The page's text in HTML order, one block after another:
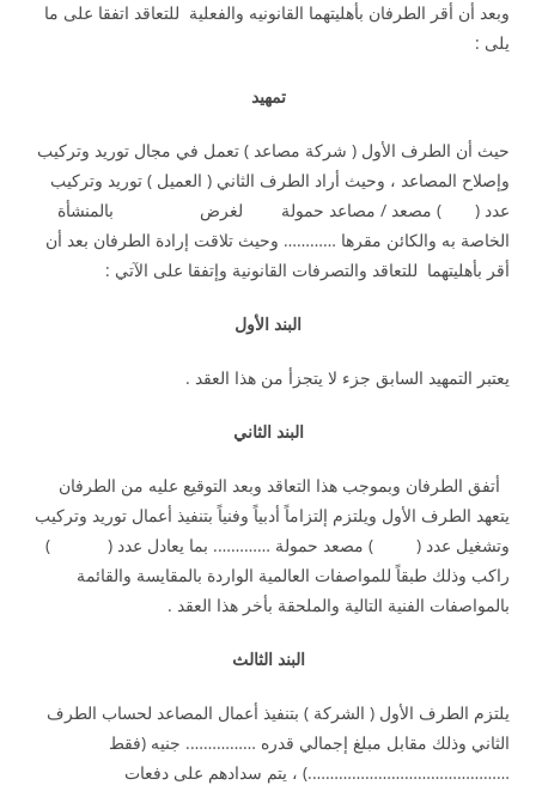
وبعد أن أقر الطرفان بأهليتهما القانونيه والفعلية للتعاقد اتفقا على ما
يلى :
تمهيد
حيث أن الطرف الأول ( شركة مصاعد ) تعمل في مجال توريد وتركيب
وإصلاح المصاعد ، وحيث أراد الطرف الثاني ( العميل ) توريد وتركيب
عدد ( ) مصعد / مصاعد حمولة لغرض بالمنشأة
الخاصة به والكائن مقرها ………… وحيث تلاقت إرادة الطرفان بعد أن
أقر بأهليتهما للتعاقد والتصرفات القانونية وإتفقا على الآتي :
البند الأول
يعتبر التمهيد السابق جزء لا يتجزأ من هذا العقد .
البند الثاني
أتفق الطرفان وبموجب هذا التعاقد وبعد التوقيع عليه من الطرفان
يتعهد الطرف الأول ويلتزم إلتزاماً أدبياً وفنياً بتنفيذ أعمال توريد وتركيب
وتشغيل عدد ( ) مصعد حمولة …………. بما يعادل عدد ( )
راكب وذلك طبقاً للمواصفات العالمية الواردة بالمقايسة والقائمة
بالمواصفات الفنية التالية والملحقة بأخر هذا العقد .
البند الثالث
يلتزم الطرف الأول ( الشركة ) بتنفيذ أعمال المصاعد لحساب الطرف
الثاني وذلك مقابل مبلغ إجمالي قدره ……………. جنيه (فقط
……………………………………….) ، يتم سدادهم على دفعات